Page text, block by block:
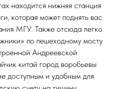
находится нижняя станция
которая может поднять вас
МГУ. Также отсюда легко
по пешеходному мосту
Андреевской
китай город воробьевы
доступным и удобным для